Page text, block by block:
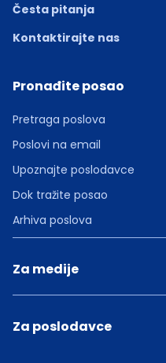
Česta pitanja
Kontaktirajte nas
Pronađite posao
Pretraga poslova
Poslovi na email
Upoznajte poslodavce
Dok tražite posao
Arhiva poslova
Za medije
Za poslodavce